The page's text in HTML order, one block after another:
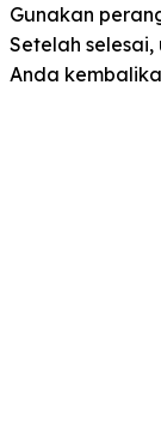
Gunakan
Setelah
Anda